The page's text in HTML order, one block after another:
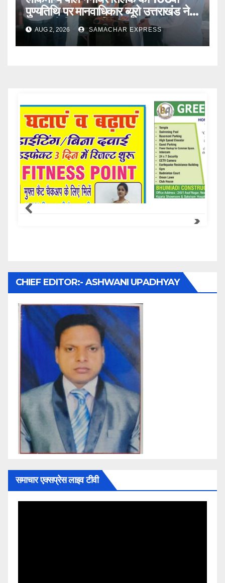
पुण्यतिथि पर मानवाधिकार ब्यूरो उत्तराखंड ने
दी भावभीनी श्रद्धांजलि
AUG 2, 2026 SAMACHAR EXPRESS
Samachar Express
CHIEF EDITOR:- ASHWANI UPADHYAY
समाचार एक्सप्रेस लाइव टीवी